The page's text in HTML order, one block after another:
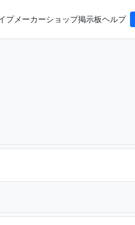
プメーカーショップ掲示板ヘルプ